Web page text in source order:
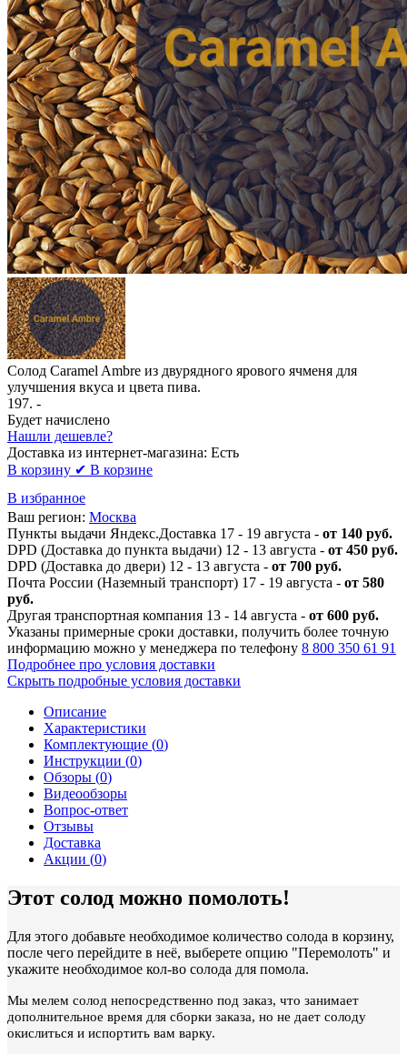
Солод Caramel Ambre из двурядного ярового ячменя для
улучшения вкуса и цвета пива.
197. -
Будет начислено
Нашли дешевле?
Доставка из интернет-магазина: Есть
В корзину ✔ В корзине
В избранное
Ваш регион: Москва
Пункты выдачи Яндекс.Доставка 17 - 19 августа - от 140 руб.
DPD (Доставка до пункта выдачи) 12 - 13 августа - от 450 руб.
DPD (Доставка до двери) 12 - 13 августа - от 700 руб.
Почта России (Наземный транспорт) 17 - 19 августа - от 580
руб.
Другая транспортная компания 13 - 14 августа - от 600 руб.
Указаны примерные сроки доставки, получить более точную
информацию можно у менеджера по телефону 8 800 350 61 91
Подробнее про условия доставки
Скрыть подробные условия доставки
Описание
Характеристики
Комплектующие (0)
Инструкции (0)
Обзоры (0)
Видеообзоры
Вопрос-ответ
Отзывы
Доставка
Акции (0)
Этот солод можно помолоть!
Для этого добавьте необходимое количество солода в корзину,
после чего перейдите в неё, выберете опцию "Перемолоть" и
укажите необходимое кол-во солода для помола.
Мы мелем солод непосредственно под заказ, что занимает
дополнительное время для сборки заказа, но не дает солоду
окислиться и испортить вам варку.